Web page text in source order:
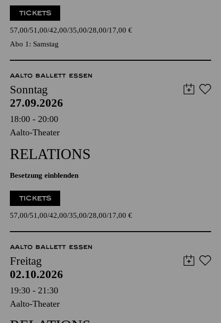
TICKETS
57,00 51,00 42,00 35,00 28,00 17,00 €
Abo 1: Samstag
AALTO BALLETT ESSEN
Sonntag
27.09.2026
18:00 - 20:00
Aalto-Theater
RELATIONS
Besetzung einblenden
TICKETS
57,00 51,00 42,00 35,00 28,00 17,00 €
AALTO BALLETT ESSEN
Freitag
02.10.2026
19:30 - 21:30
Aalto-Theater